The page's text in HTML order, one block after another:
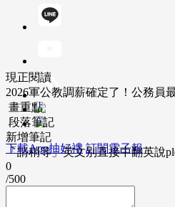
下載App抽好禮 訂閱電子報
現正閱讀
2026軍公教調薪確定了！公務員
畫重點
段落筆記
新增筆記
「請稍等」英文別直接中翻英說
0
/500